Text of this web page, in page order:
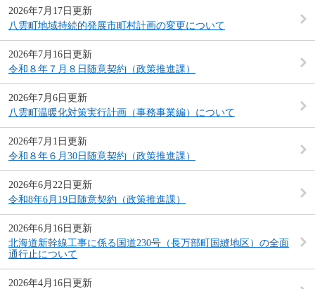
2026年7月17日更新
八雲町地域持続的発展市町村計画の変更について
2026年7月16日更新
令和８年７月８日随意契約（政策推進課）
2026年7月6日更新
八雲町温暖化対策実行計画（事務事業編）について
2026年7月1日更新
令和８年６月30日随意契約（政策推進課）
2026年6月22日更新
令和8年6月19日随意契約（政策推進課）
2026年6月16日更新
北海道新幹線工事に係る国道230号（長万部町国縫地区）の全面
通行止について
2026年4月16日更新